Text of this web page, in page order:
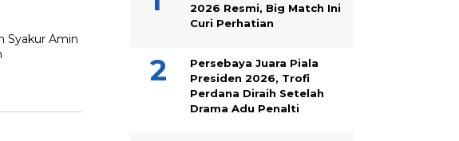
Syakur Amin
2026 Resmi, Big Match Ini
Curi Perhatian
Persebaya Juara Piala
Presiden 2026, Trofi
Perdana Diraih Setelah
Drama Adu Penalti